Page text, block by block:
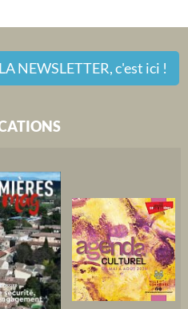
NEWSLETTER,c'est ici !